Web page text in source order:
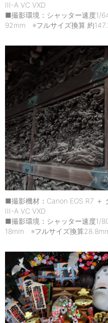
III-A VC VXD
■撮影環境：シャッター速度
92mm ※フルサイズ換算 約
■撮影機材：Canon EOS R7 ＋
III-A VC VXD
■撮影環境：シャッター速度
18mm ※フルサイズ換算